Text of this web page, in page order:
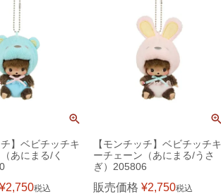
】ベビチッチキ
あにまる/く
2,750税込
【モンチッチ】ベビチッチキ
ーチェーン（あにまる/うさ
ぎ）205806
販売価格 ¥2,750税込